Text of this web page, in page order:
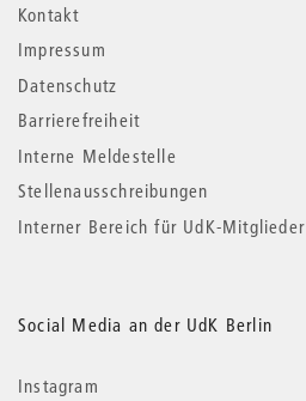
Kontakt
Impressum
Datenschutz
Barrierefreiheit
Interne Meldestelle
Stellenausschreibungen
Interner Bereich für UdK-Mitglieder
Social Media an der UdK Berlin
Instagram